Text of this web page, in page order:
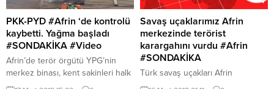
PKK-PYD #Afrin ‘de kontrolü
kaybetti. Yağma başladı
#SONDAKİKA #Video
Afrin’de terör örgütü YPG’nin
merkez binası, kent sakinleri halk
tarafından yağmalanıyor.
Savaş uçaklarımız Afrin
merkezinde terörist
karargahını vurdu #Afrin
#SONDAKİKA
Türk savaş uçakları Afrin
merkezinde toplantı halinde olan